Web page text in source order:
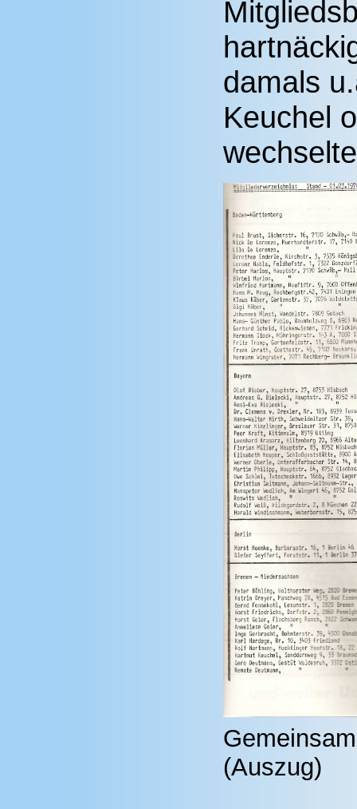
damals
Keuchel
(Auszug)